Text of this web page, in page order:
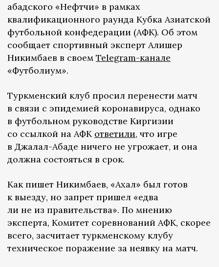
абадского «Нефтчи» в рамках
квалификационного раунда Кубка Азиатской
футбольной конфедерации (АФК). Об этом
сообщает спортивный эксперт Алишер
Никимбаев в своем Telegram-канале
«Футболиум».
Туркменский клуб просил перенести матч
в связи с эпидемией коронавируса, однако
в футбольном руководстве Киргизии
со ссылкой на АФК ответили, что игре
в Джалал-Абаде ничего не угрожает, и она
должна состояться в срок.
Как пишет Никимбаев, «Ахал» был готов
к выезду, но запрет пришел «едва
ли не из правительства». По мнению
эксперта, Комитет соревнований АФК, скорее
всего, засчитает туркменскому клубу
техническое поражение за неявку на матч.